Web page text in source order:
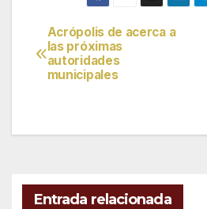
Navegación
de
Acrópolis de acerca a
las próximas
autoridades
municipales
Entrada relacionada